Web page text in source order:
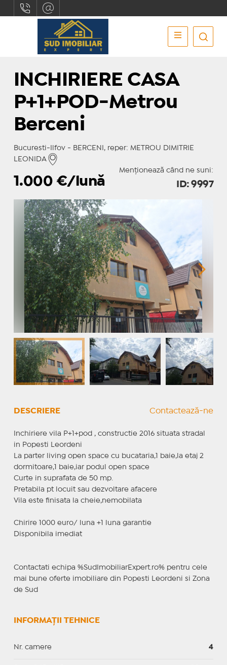
INCHIRIERE CASA
P+1+POD-Metrou
Berceni
Bucuresti-Ilfov - BERCENI, reper: METROU DIMITRIE
LEONIDA
Menționează când ne suni:
1.000 €/lună ID: 9997
DESCRIERE Contactează-ne
Inchiriere vila P+1+pod , constructie 2016 situata stradal
in Popesti Leordeni
La parter living open space cu bucataria,1 baie,la etaj 2
dormitoare,1 baie,iar podul open space
Curte in suprafata de 50 mp.
Pretabila pt locuit sau dezvoltare afacere
Vila este finisata la cheie,nemobilata
Chirire 1000 euro/ luna +1 luna garantie
Disponibila imediat
Contactati echipa %SudImobiliarExpert.ro% pentru cele
mai bune oferte imobiliare din Popesti Leordeni si Zona
de Sud
INFORMAȚII TEHNICE
Nr. camere 4